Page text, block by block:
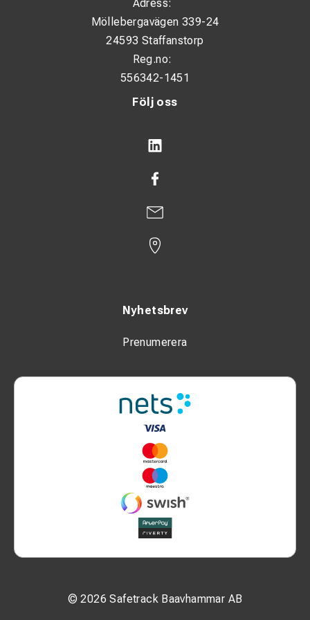
Följ oss
Nyhetsbrev
Prenumerera
© 2026 Safetrack Baavhammar AB
Adress:
Möllebergavägen 339-24
24593 Staffanstorp
Reg.no:
556342-1451